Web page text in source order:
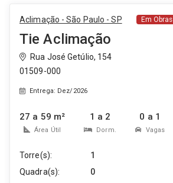
Aclimação - São Paulo - SP Em Obras
Tie Aclimação
Rua José Getúlio, 154
01509-000
Entrega: Dez/2026
27 a 59 m²
Área Útil
1 a 2
Dorm.
0 a 1
Vagas
Torre(s):
1
Quadra(s):
0